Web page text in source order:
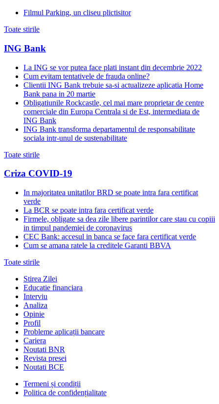
Filmul Parking, un cliseu plictisitor
Toate stirile
ING Bank
La ING se vor putea face plati instant din decembrie 2022
Cum evitam tentativele de frauda online?
Clientii ING Bank trebuie sa-si actualizeze aplicatia Home
Bank pana in 20 martie
Obligatiunile Rockcastle, cel mai mare proprietar de centre
comerciale din Europa Centrala si de Est, intermediata de
ING Bank
ING Bank transforma departamentul de responsabilitate
sociala intr-unul de sustenabilitate
Toate stirile
Criza COVID-19
In majoritatea unitatilor BRD se poate intra fara certificat
verde
La BCR se poate intra fara certificat verde
Firmele, obligate sa dea zile libere parintilor care stau cu copiii
in timpul pandemiei de coronavirus
CEC Bank: accesul in banca se face fara certificat verde
Cum se amana ratele la creditele Garanti BBVA
Toate stirile
Stirea Zilei
Educatie financiara
Interviu
Analiza
Opinie
Profil
Probleme aplicații bancare
Cariera
Noutati BNR
Revista presei
Noutati BCE
Termeni și condiții
Politica de confidențialitate